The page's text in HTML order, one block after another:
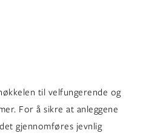
til velfungerende og
For å sikre at anleggene
gjennomføres jevnlig